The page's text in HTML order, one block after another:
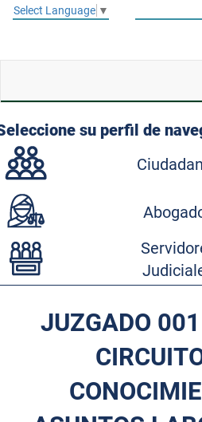
Select Language ▼
su perfil de
JUZGADO